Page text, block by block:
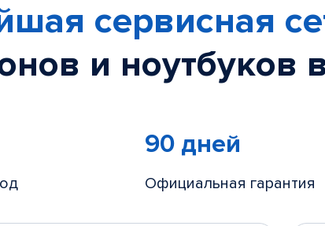
сервисная
и ноутбуков
90 дней
Официальная гарантия